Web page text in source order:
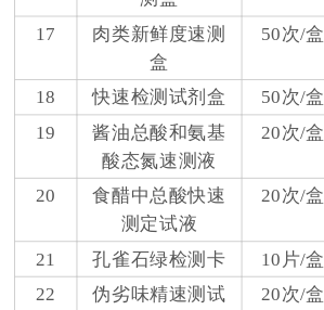
17
肉类新鲜度速测
盒
50次/盒
18 快速检测试剂盒 50次/盒
19
酱油总酸和氨基
酸态氮速测液
20次/盒
20
食醋中总酸快速
测定试液
20次/盒
21 孔雀石绿检测卡 10片/盒
22
伪劣味精速测试 20次/盒